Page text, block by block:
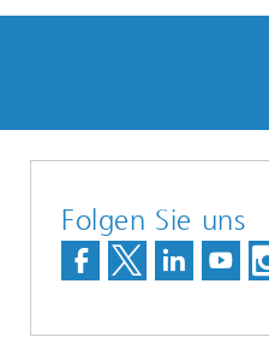
Folgen Sie uns